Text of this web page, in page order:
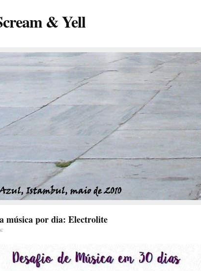
& Yell
música por dia: Electrolite